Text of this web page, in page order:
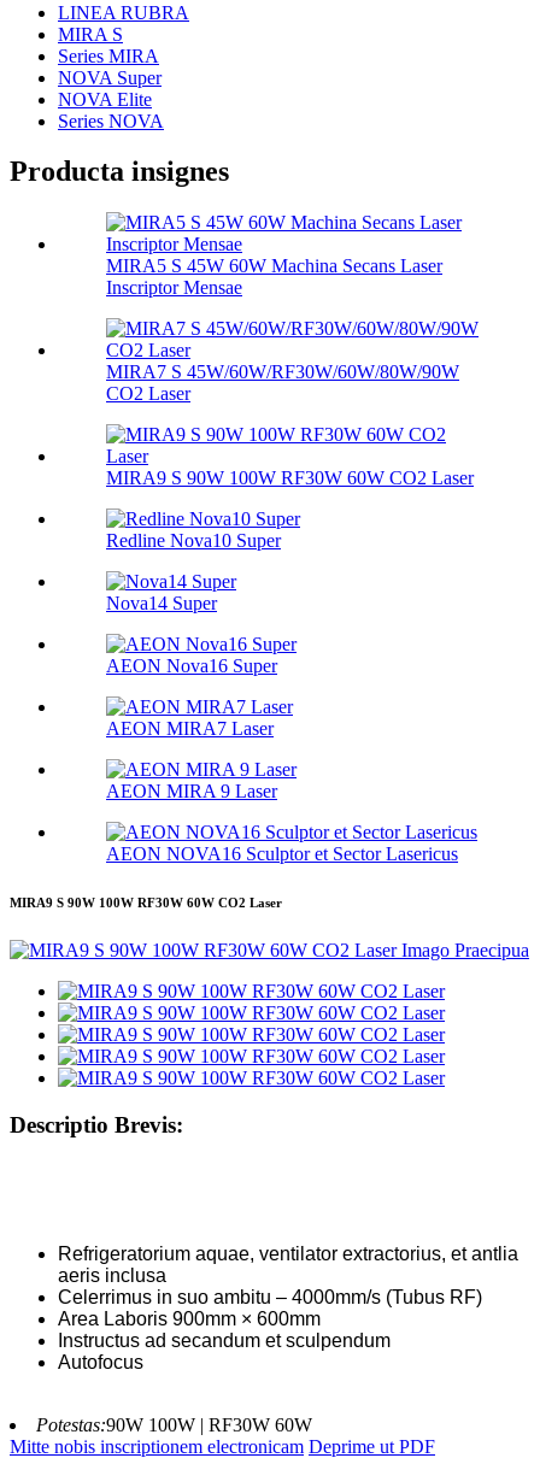
LINEA RUBRA
MIRA S
Series MIRA
NOVA Super
NOVA Elite
Series NOVA
Producta insignes
MIRA5 S 45W 60W Machina Secans Laser
Inscriptor Mensae
MIRA7 S 45W/60W/RF30W/60W/80W/90W
CO2 Laser
MIRA9 S 90W 100W RF30W 60W CO2 Laser
Redline Nova10 Super
Nova14 Super
AEON Nova16 Super
AEON MIRA7 Laser
AEON MIRA 9 Laser
AEON NOVA16 Sculptor et Sector Lasericus
MIRA9 S 90W 100W RF30W 60W CO2 Laser
Descriptio Brevis:
Refrigeratorium aquae, ventilator extractorius, et antlia
aeris inclusa
Celerrimus in suo ambitu – 4000mm/s (Tubus RF)
Area Laboris 900mm × 600mm
Instructus ad secandum et sculpendum
Autofocus
Potestas:90W 100W | RF30W 60W
Mitte nobis inscriptionem electronicam Deprime ut PDF